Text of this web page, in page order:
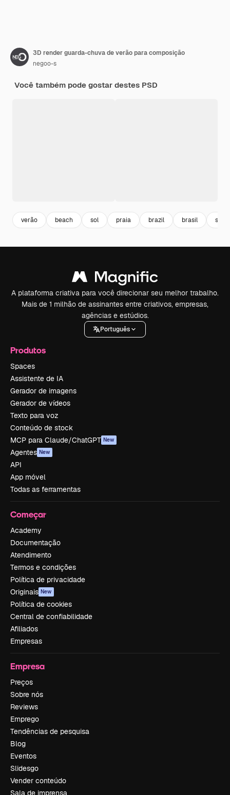
3D render guarda-chuva de verão para composição
negoo-s
Você também pode gostar destes PSD
verão beach sol praia brazil brasil
A plataforma criativa para você direcionar seu melhor trabalho.
Mais de 1 milhão de assinantes entre criativos, empresas,
agências e estúdios.
Português
Produtos
Spaces
Assistente de IA
Gerador de imagens
Gerador de vídeos
Texto para voz
Conteúdo de stock
MCP para Claude/ChatGPT New
Agentes New
API
App móvel
Todas as ferramentas
Começar
Academy
Documentação
Atendimento
Termos e condições
Política de privacidade
Originais New
Política de cookies
Central de confiabilidade
Afiliados
Empresas
Empresa
Preços
Sobre nós
Reviews
Emprego
Tendências de pesquisa
Blog
Eventos
Slidesgo
Vender conteúdo
Sala de imprensa